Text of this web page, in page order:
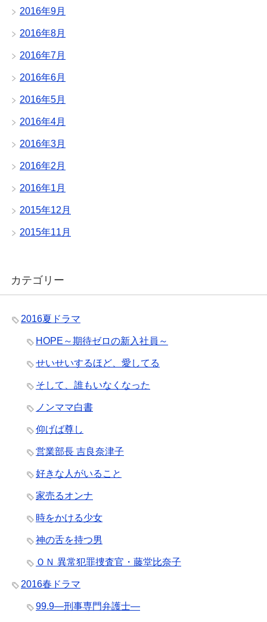
2016年9月
2016年8月
2016年7月
2016年6月
2016年5月
2016年4月
2016年3月
2016年2月
2016年1月
2015年12月
2015年11月
カテゴリー
2016夏ドラマ
HOPE～期待ゼロの新入社員～
せいせいするほど、愛してる
そして、誰もいなくなった
ノンママ白書
仰げば尊し
営業部長 吉良奈津子
好きな人がいること
家売るオンナ
時をかける少女
神の舌を持つ男
ＯＮ 異常犯罪捜査官・藤堂比奈子
2016春ドラマ
99.9―刑事専門弁護士―